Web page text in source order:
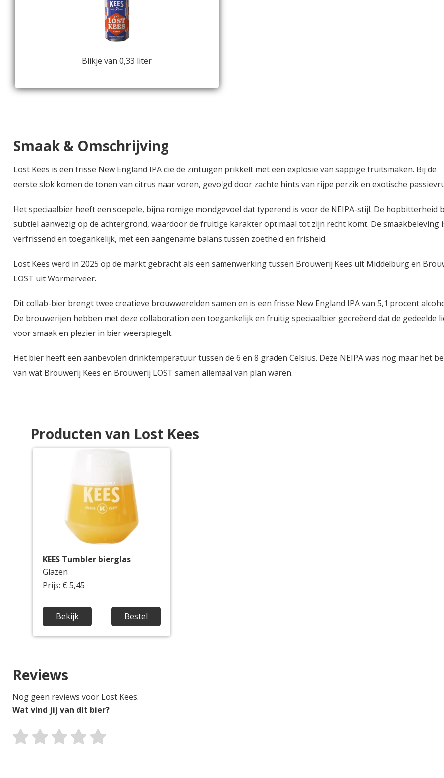
Blikje van 0,33 liter
Smaak & Omschrijving
Lost Kees is een frisse New England IPA die de zintuigen prikkelt met een explosie van sappige fruitsmaken. Bij de
eerste slok komen de tonen van citrus naar voren, gevolgd door zachte hints van rijpe perzik en exotische
Het speciaalbier heeft een soepele, bijna romige mondgevoel dat typerend is voor de NEIPA-stijl. De hopbitterheid
subtiel aanwezig op de achtergrond, waardoor de fruitige karakter optimaal tot zijn recht komt. De smaakbeleving
verfrissend en toegankelijk, met een aangename balans tussen zoetheid en frisheid.
Lost Kees werd in 2025 op de markt gebracht als een samenwerking tussen Brouwerij Kees uit Middelburg en
LOST uit Wormerveer.
Dit collab-bier brengt twee creatieve brouwwerelden samen en is een frisse New England IPA van 5,1 procent
De brouwerijen hebben met deze collaboration een toegankelijk en fruitig speciaalbier gecreëerd dat de gedeelde
voor smaak en plezier in bier weerspiegelt.
Het bier heeft een aanbevolen drinktemperatuur tussen de 6 en 8 graden Celsius. Deze NEIPA was nog maar het
van wat Brouwerij Kees en Brouwerij LOST samen allemaal van plan waren.
Producten van Lost Kees
KEES Tumbler bierglas
Glazen
Prijs: € 5,45
Bekijk Bestel
Reviews
Nog geen reviews voor Lost Kees.
Wat vind jij van dit bier?